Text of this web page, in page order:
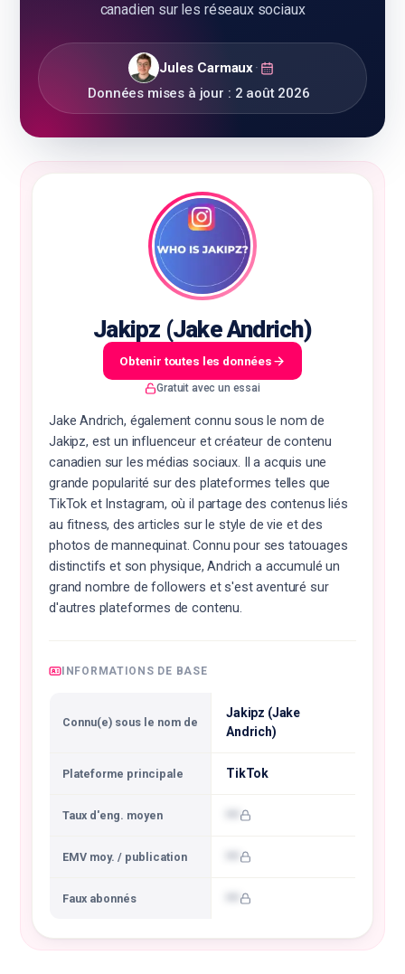
🇫🇷
canadien sur les réseaux sociaux
Jules Carmaux·
Données mises à jour : 2 août 2026
Jakipz (Jake Andrich)
Obtenir toutes les données
Gratuit avec un essai
Jake Andrich, également connu sous le nom de
Jakipz, est un influenceur et créateur de contenu
canadien sur les médias sociaux. Il a acquis une
grande popularité sur des plateformes telles que
TikTok et Instagram, où il partage des contenus liés
au fitness, des articles sur le style de vie et des
photos de mannequinat. Connu pour ses tatouages
distinctifs et son physique, Andrich a accumulé un
grand nombre de followers et s'est aventuré sur
d'autres plateformes de contenu.
INFORMATIONS DE BASE
Connu(e) sous le nom de
Jakipz (Jake
Andrich)
Plateforme principale TikTok
Taux d'eng. moyen
EMV moy. / publication
Faux abonnés